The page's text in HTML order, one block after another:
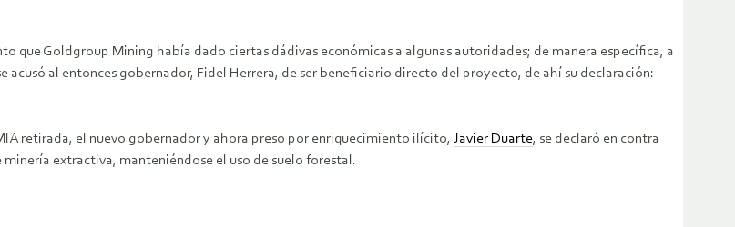
que Goldgroup Mining había dado ciertas dádivas económicas a algunas autoridades; de manera específica, a
al entonces gobernador, Fidel Herrera, de ser beneficiario directo del proyecto, de ahí su declaración:
retirada, el nuevo gobernador y ahora preso por enriquecimiento ilícito, Javier Duarte, se declaró en contra
extractiva, manteniéndose el uso de suelo forestal.